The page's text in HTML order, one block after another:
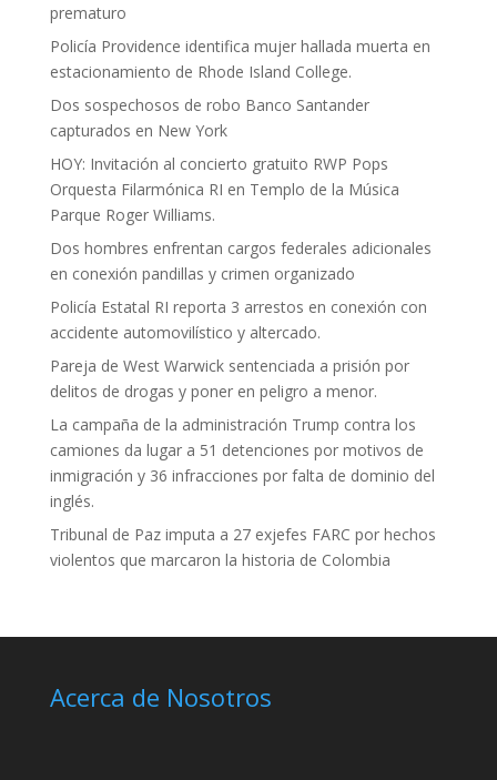
prematuro
Policía Providence identifica mujer hallada muerta en
estacionamiento de Rhode Island College.
Dos sospechosos de robo Banco Santander
capturados en New York
HOY: Invitación al concierto gratuito RWP Pops
Orquesta Filarmónica RI en Templo de la Música
Parque Roger Williams.
Dos hombres enfrentan cargos federales adicionales
en conexión pandillas y crimen organizado
Policía Estatal RI reporta 3 arrestos en conexión con
accidente automovilístico y altercado.
Pareja de West Warwick sentenciada a prisión por
delitos de drogas y poner en peligro a menor.
La campaña de la administración Trump contra los
camiones da lugar a 51 detenciones por motivos de
inmigración y 36 infracciones por falta de dominio del
inglés.
Tribunal de Paz imputa a 27 exjefes FARC por hechos
violentos que marcaron la historia de Colombia
Acerca de Nosotros